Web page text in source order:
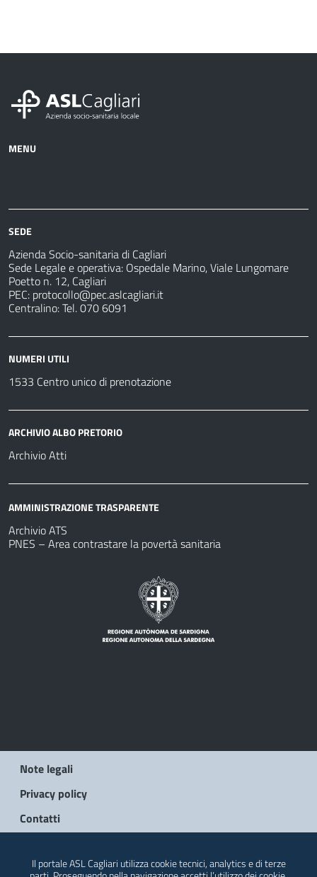
MENU
sanitarie
fare
SEDE
Azienda Socio-sanitaria di Cagliari
Sede Legale e operativa: Ospedale Marino, Viale Lungomare
Poetto n. 12, Cagliari
PEC: protocollo@pec.aslcagliari.it
Centralino: Tel. 070 6091
NUMERI UTILI
1533 Centro unico di prenotazione
ARCHIVIO ALBO PRETORIO
Archivio Atti
AMMINISTRAZIONE TRASPARENTE
Archivio ATS
PNES – Area contrastare la povertà sanitaria
Note legali
Privacy policy
Contatti
Il portale ASL Cagliari utilizza cookie tecnici, analytics e di terze